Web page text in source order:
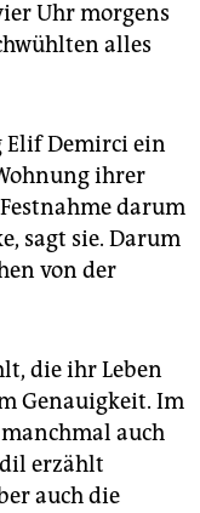
Uhr morgens
alles
Elif Demirci ein
ihrer
darum
sagt sie. Darum
von der
die ihr Leben
Genauigkeit. Im
auch
erzählt
auch die